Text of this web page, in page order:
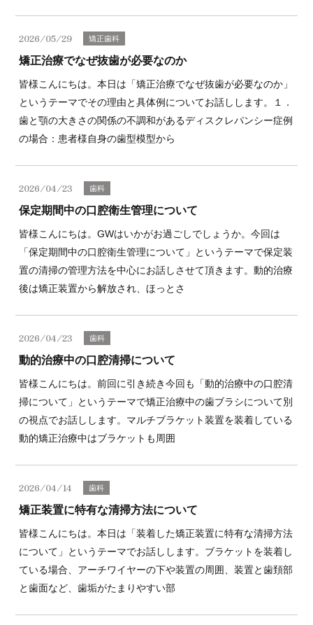
2026/05/29 矯正歯科
矯正治療でなぜ抜歯が必要なのか
皆様こんにちは。本日は「矯正治療でなぜ抜歯が必要なのか」
というテーマでその理由と具体例についてお話しします。１．
歯と顎の大きさの関係の不調和があるディスクレパンシー症例
の場合：患者様自身の歯型模型から
2026/04/23 歯科
保定期間中の口腔衛生管理について
皆様こんにちは。GWはいかがお過ごしでしょうか。今回は
「保定期間中の口腔衛生管理について」というテーマで保定装
置の清掃の管理方法を中心にお話しさせて頂きます。動的治療
後は矯正装置から解放され、ほっとさ
2026/04/23 歯科
動的治療中の口腔清掃について
皆様こんにちは。前回に引き続き今回も「動的治療中の口腔清
掃について」というテーマで矯正治療中の歯ブラシについて別
の視点でお話しします。マルチブラケット装置を装着している
動的矯正治療中はブラケットも周囲
2026/04/14 歯科
矯正装置に特有な清掃方法について
皆様こんにちは。本日は「装着した矯正装置に特有な清掃方法
について」というテーマでお話しします。ブラケットを装着し
ている場合、アーチワイヤーの下や装置の周囲、装置と歯頚部
と歯面など、歯垢がたまりやすい部